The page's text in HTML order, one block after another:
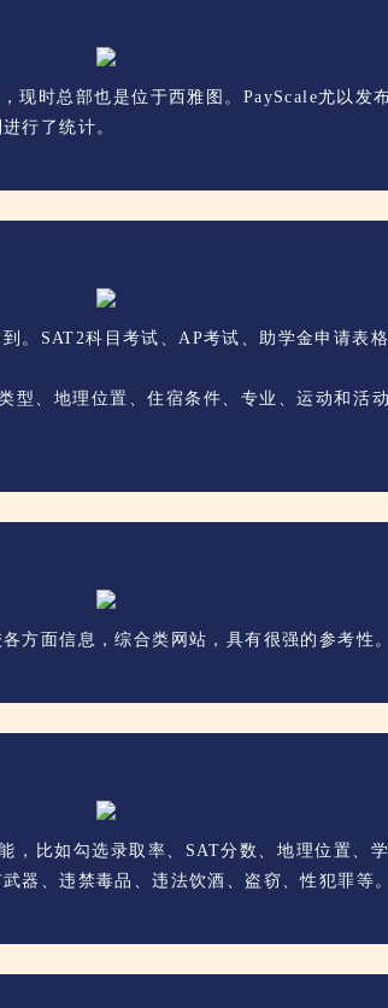
现时总部也是位于西雅图。PayScale尤以
行了统计。
SAT2科目考试、AP考试、助学金申请表
、地理位置、住宿条件、专业、运动和活
方面信息，综合类网站，具有很强的参考性。
比如勾选录取率、SAT分数、地理位置
器、违禁毒品、违法饮酒、盗窃、性犯罪等。